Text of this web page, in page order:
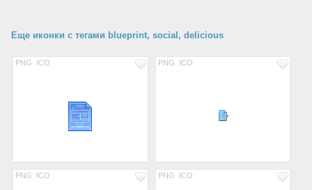
Еще иконки с тегами blueprint, social, delicious
PNG ICO PNG ICO
PNG ICO PNG ICO